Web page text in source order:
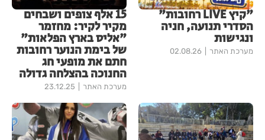
"קיץ LIVE רחובות"
הסדרי תנועה, חניה
ונגישות
מערכת האתר 02.08.26
15 אלף צופים ושבחים
מקיר לקיר: מחזמר
"אליס בארץ הפלאות"
של בימת הנוער רחובות
חתם את מופעי חג
החנוכה בהצלחה גדולה
מערכת האתר 23.12.25